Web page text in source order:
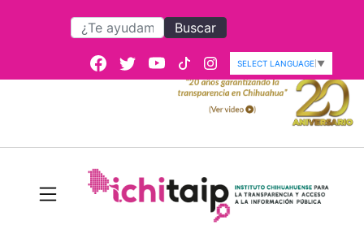
Buscar
SELECT LANGUAGE ▼